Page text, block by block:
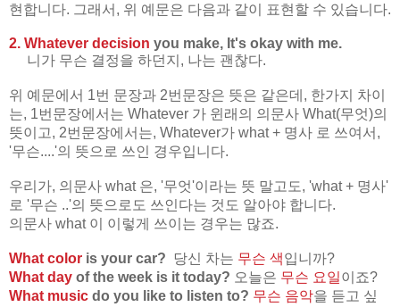
현합니다. 그래서, 위 예문은 다음과 같이 표현할 수 있습니다.
2. Whatever decision you make, It's okay with me.
니가 무슨 결정을 하던지, 나는 괜찮다.
위 예문에서 1번 문장과 2번문장은 뜻은 같은데, 한가지 차이
는, 1번문장에서는 Whatever 가 윈래의 의문사 What(무엇)의
뜻이고, 2번문장에서는, Whatever가 what + 명사 로 쓰여서,
'무슨....'의 뜻으로 쓰인 경우입니다.
우리가, 의문사 what 은, '무엇'이라는 뜻 말고도, 'what + 명사'
로 '무슨 ..'의 뜻으로도 쓰인다는 것도 알아야 합니다.
의문사 what 이 이렇게 쓰이는 경우는 많죠.
What color is your car? 당신 차는 무슨 색입니까?
What day of the week is it today? 오늘은 무슨 요일이죠?
What music do you like to listen to? 무슨 음악을 듣고 싶